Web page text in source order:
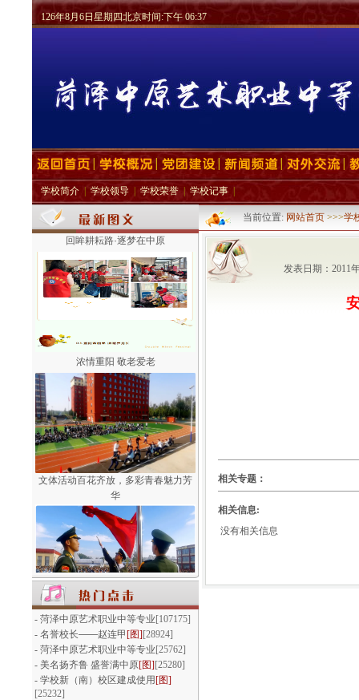
126年8月6日星期四北京时间:下午 06:37
学校简介 学校领导 学校荣誉 学校记事
回眸耕耘路·逐梦在中原
浓情重阳 敬老爱老
文体活动百花齐放，多彩青春魅力芳
华
我们以青春的名义宣誓
- 菏泽中原艺术职业中等专业 [107175]
- 名誉校长——赵连甲 [图] [28924]
- 菏泽中原艺术职业中等专业 [25762]
- 美名扬齐鲁 盛誉满中原[图] [25280]
- 学校新（南）校区建成使用 [图]
[25232]
当前位置: 网站首页 >>>学
发表日期：2011
相关专题：
相关信息:
没有相关信息